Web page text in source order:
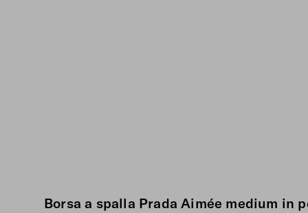
Borsa a spalla Prada Aimée medium in